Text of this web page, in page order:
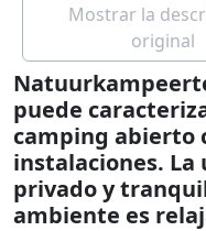
Mostrar la
original
puede
camping abierto
instalaciones.
privado y
ambiente es